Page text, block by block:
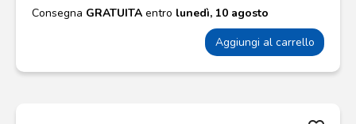
Consegna GRATUITA entro lunedì, 10 agosto
Aggiungi al carrello